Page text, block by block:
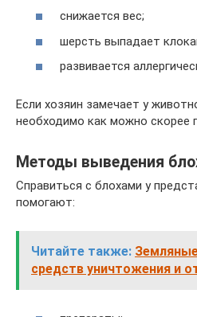
снижается вес;
шерсть выпадает
развивается
Если хозяин замечает у
необходимо как можно скорее
Методы выведения
Справиться с блохами у
помогают:
Читайте также:
средств уничтожения и